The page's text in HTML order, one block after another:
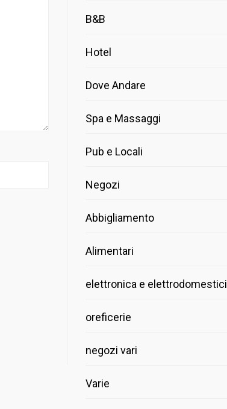
B&B
Hotel
Dove Andare
Spa e Massaggi
Pub e Locali
Negozi
Abbigliamento
Alimentari
elettronica e elettrodomestici
oreficerie
negozi vari
Varie